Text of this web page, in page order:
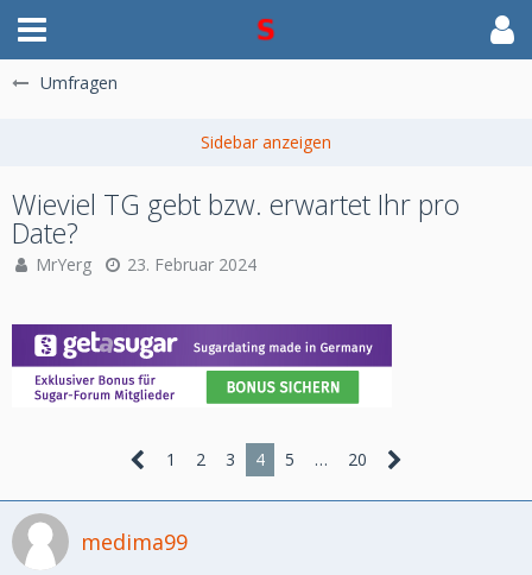
Umfragen
Wieviel TG gebt bzw. erwartet Ihr pro
Date?
MrYerg 23. Februar 2024
1 2 3 4 5 … 20
medima99